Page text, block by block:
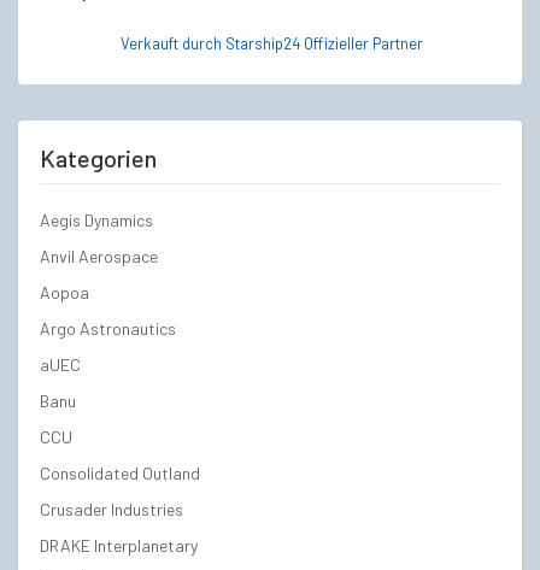
Verkauft durch Starship24 Offizieller Partner
Kategorien
Aegis Dynamics
Anvil Aerospace
Aopoa
Argo Astronautics
aUEC
Banu
CCU
Consolidated Outland
Crusader Industries
DRAKE Interplanetary